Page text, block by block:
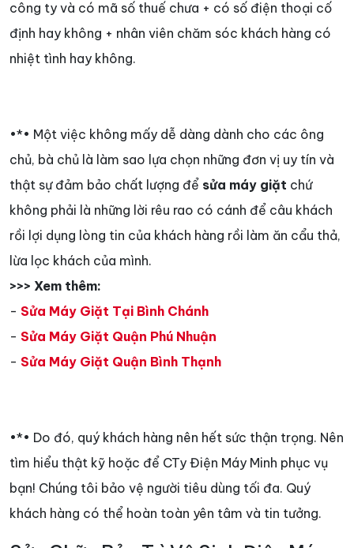
công ty và có mã số thuế chưa + có số điện thoại cố
định hay không + nhân viên chăm sóc khách hàng có
nhiệt tình hay không.
•*• Một việc không mấy dễ dàng dành cho các ông
chủ, bà chủ là làm sao lựa chọn những đơn vị uy tín và
thật sự đảm bảo chất lượng để sửa máy giặt chứ
không phải là những lời rêu rao có cánh để câu khách
rồi lợi dụng lòng tin của khách hàng rồi làm ăn cẩu thả,
lừa lọc khách của mình.
>>> Xem thêm:
- Sửa Máy Giặt Tại Bình Chánh
- Sửa Máy Giặt Quận Phú Nhuận
- Sửa Máy Giặt Quận Bình Thạnh
•*• Do đó, quý khách hàng nên hết sức thận trọng. Nên
tìm hiểu thật kỹ hoặc để CTy Điện Máy Minh phục vụ
bạn! Chúng tôi bảo vệ người tiêu dùng tối đa. Quý
khách hàng có thể hoàn toàn yên tâm và tin tưởng.